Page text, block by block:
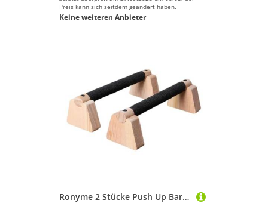
Preis kann sich seitdem geändert haben.
Keine weiteren Anbieter
Ronyme 2 Stücke Push Up Bar Parallettes Bar, Krafttraining Non Slip Stall Stall Push Up Ständer zum Training für Übungs -Fitness, 30cm